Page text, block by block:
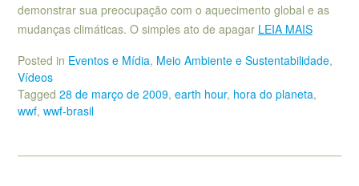
demonstrar sua preocupação com o aquecimento global e as
mudanças climáticas. O simples ato de apagar LEIA MAIS
Posted in Eventos e Mídia, Meio Ambiente e Sustentabilidade,
Vídeos
Tagged 28 de março de 2009, earth hour, hora do planeta,
wwf, wwf-brasil